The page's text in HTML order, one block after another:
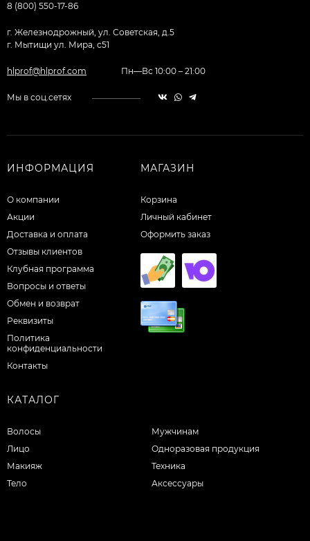
8 (800) 550-17-86
г. Железнодрожный, ул. Советская, д.5
г. Мытищи ул. Мира, с51
hlprof@hlprof.com Пн—Вс 10:00 – 21:00
Мы в соц.сетях
ИНФОРМАЦИЯ
О компании
Акции
Доставка и оплата
Отзывы клиентов
Клубная программа
Вопросы и ответы
Обмен и возврат
Реквизиты
Политика
конфиденциальности
Контакты
МАГАЗИН
Корзина
Личный кабинет
Оформить заказ
КАТАЛОГ
Волосы
Лицо
Макияж
Тело
Мужчинам
Одноразовая продукция
Техника
Аксессуары